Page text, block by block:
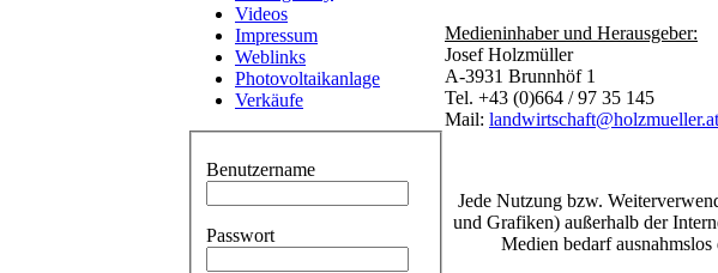
Videos
Impressum
Weblinks
Photovoltaikanlage
Verkäufe
Benutzername
Passwort
Medieninhaber und Herausgeber:
Josef Holzmüller
A-3931 Brunnhöf 1
Tel. +43 (0)664 / 97 35 145
Mail: landwirtschaft@holzmueller.at
Jede Nutzung bzw.
und Grafiken) außerhalb der
Medien bedarf